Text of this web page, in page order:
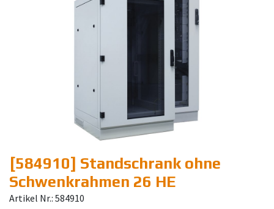
[584910] Standschrank ohne
Schwenkrahmen 26 HE
Artikel Nr.: 584910